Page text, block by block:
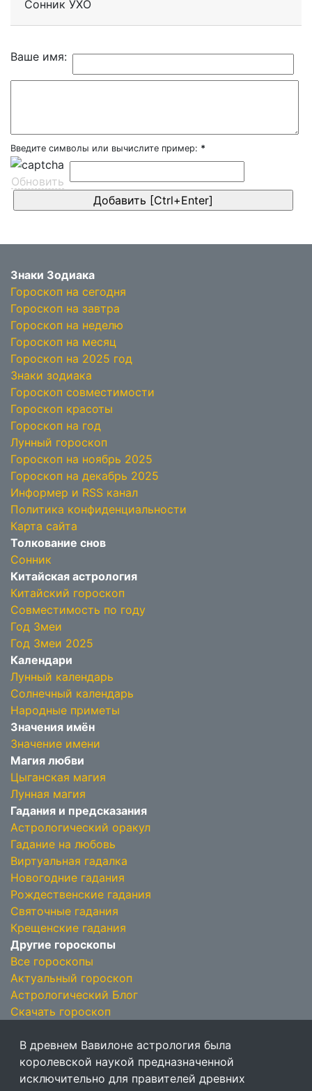
Сонник УХО
Ваше имя:
Введите символы или вычислите пример: *
Обновить
Знаки Зодиака
Гороскоп на сегодня
Гороскоп на завтра
Гороскоп на неделю
Гороскоп на месяц
Гороскоп на 2025 год
Знаки зодиака
Гороскоп совместимости
Гороскоп красоты
Гороскоп на год
Лунный гороскоп
Гороскоп на ноябрь 2025
Гороскоп на декабрь 2025
Информер и RSS канал
Политика конфиденциальности
Карта сайта
Толкование снов
Сонник
Китайская астрология
Китайский гороскоп
Совместимость по году
Год Змеи
Год Змеи 2025
Календари
Лунный календарь
Солнечный календарь
Народные приметы
Значения имён
Значение имени
Магия любви
Цыганская магия
Лунная магия
Гадания и предсказания
Астрологический оракул
Гадание на любовь
Виртуальная гадалка
Новогодние гадания
Рождественские гадания
Святочные гадания
Крещенские гадания
Другие гороскопы
Все гороскопы
Актуальный гороскоп
Астрологический Блог
Скачать гороскоп
В древнем Вавилоне астрология была
королевской наукой предназначенной
исключительно для правителей древних